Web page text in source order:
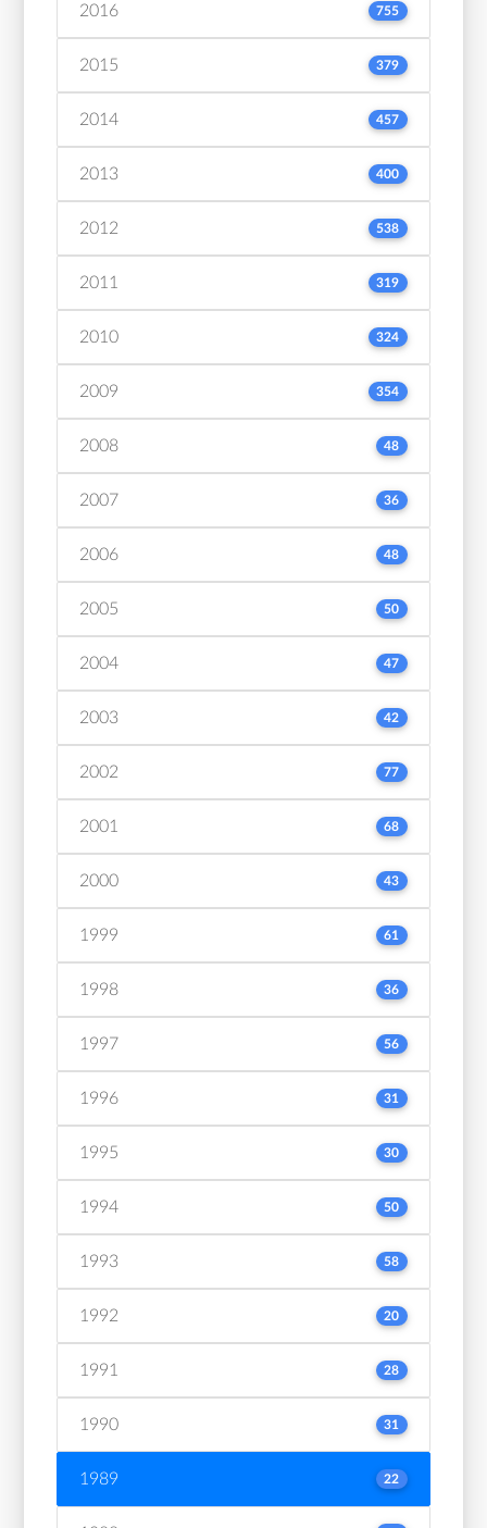
2016 755
2015 379
2014 457
2013 400
2012 538
2011 319
2010 324
2009 354
2008 48
2007 36
2006 48
2005 50
2004 47
2003 42
2002 77
2001 68
2000 43
1999 61
1998 36
1997 56
1996 31
1995 30
1994 50
1993 58
1992 20
1991 28
1990 31
1989 22